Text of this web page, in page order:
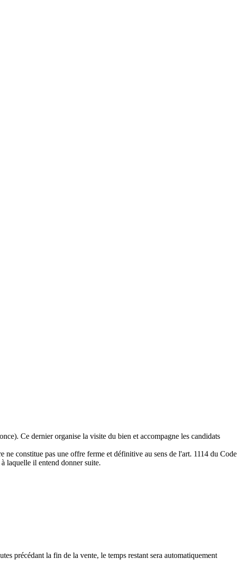
Ce dernier organise la visite du bien et accompagne les candidats
constitue pas une offre ferme et définitive au sens de l'art. 1114 du Code
laquelle il entend donner suite.
précédant la fin de la vente, le temps restant sera automatiquement